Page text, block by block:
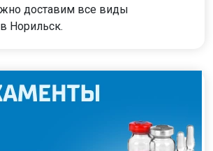
доставим все виды
Норильск.